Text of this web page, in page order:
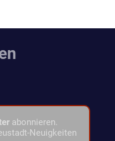
abonnieren.
Neuigkeiten